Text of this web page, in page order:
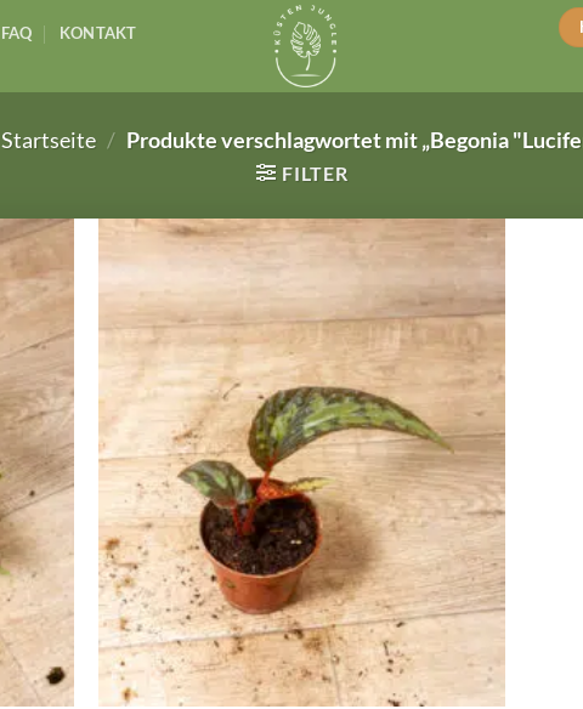
FAQ KONTAKT
Startseite / Produkte verschlagwortet mit „Begonia
FILTER